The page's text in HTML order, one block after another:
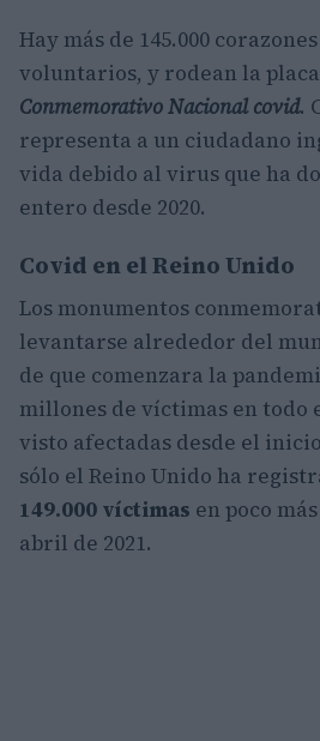
Hay más de 145.000
voluntarios, y rodean la placa
Conmemorativo Nacional covid.
representa a un ciudadano
vida debido al virus que ha
entero desde 2020.
Covid en el Reino Unido
Los monumentos
levantarse alrededor del
de que comenzara la
millones de víctimas en todo
visto afectadas desde el
sólo el Reino Unido ha
149.000 víctimas en poco
abril de 2021.